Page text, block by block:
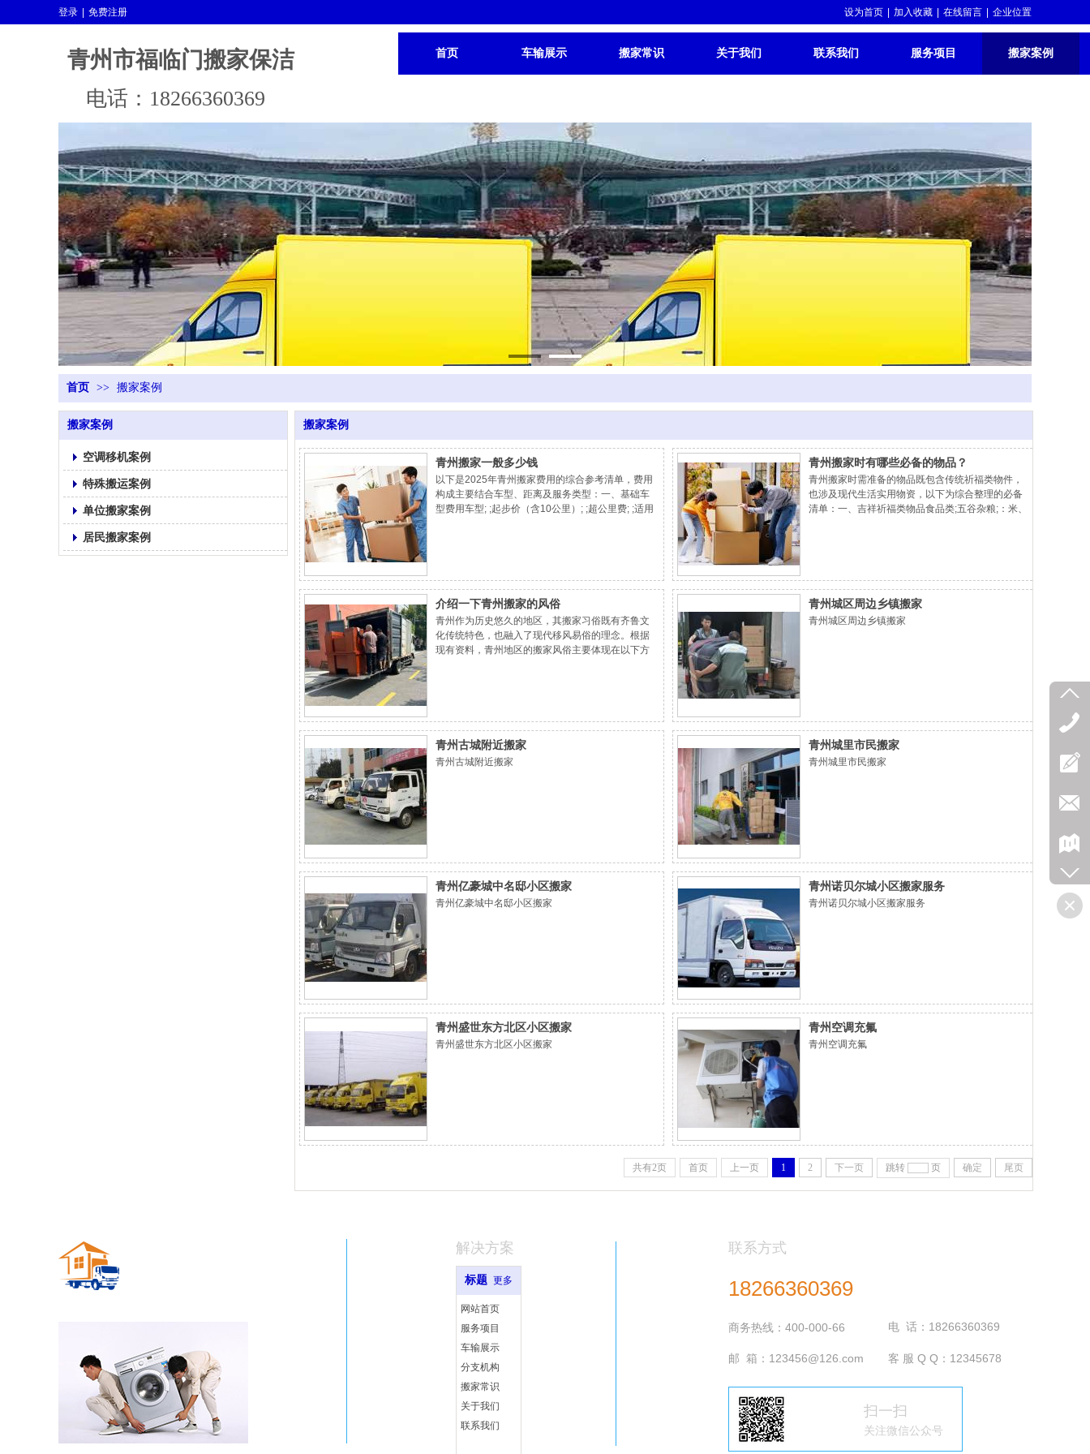
青州市福临门搬家保洁
电话：18266360369
首页 车输展示 搬家常识 关于我们 联系我们 服务项目 搬家案例
登录 免费注册 设为首页 加入收藏 在线留言 企业位置
首页 >> 搬家案例
搬家案例
空调移机案例
特殊搬运案例
单位搬家案例
居民搬家案例
搬家案例
青州搬家一般多少钱
以下是2025年青州搬家费用的综合参考清单，费用
构成主要结合车型、距离及服务类型：一、基础车
型费用车型; ;起步价（含10公里）; ;超公里费; ;适用
细楼层费;有电梯：免费；无电梯：低层（1-4层）：
20-30元/层；高层（5层及以上）：60元/层。特殊物
品搬运;家电拆装（空调、衣柜等）
青州搬家时有哪些必备的物品？
青州搬家时需准备的物品既包含传统祈福类物件，
也涉及现代生活实用物资，以下为综合整理的必备
清单：一、吉祥祈福类物品食品类;五谷杂粮;：米、
大利）等，需成双摆放；饮品;：旺仔牛奶（生活旺
旺）、酒类（长长久久）、可乐（甜蜜顺遂）等。
象征性物件;红包与现金;：入门时手持红包或存折，
象征财源
介绍一下青州搬家的风俗
青州作为历史悠久的地区，其搬家习俗既有齐鲁文
化传统特色，也融入了现代移风易俗的理念。根据
现有资料，青州地区的搬家风俗主要体现在以下方
忙时节被认为不利于新居安定。入宅仪式;首次入宅
不空手;：手持米桶、红包或存折等象征财富的物品
进入新居；神像先行安置;：若家中供奉神位，需提
前迁移并举行敬拜仪式，确保新居神
青州城区周边乡镇搬家
青州城区周边乡镇搬家
青州古城附近搬家
青州古城附近搬家
青州城里市民搬家
青州城里市民搬家
青州亿豪城中名邸小区搬家
青州亿豪城中名邸小区搬家
青州诺贝尔城小区搬家服务
青州诺贝尔城小区搬家服务
青州盛世东方北区小区搬家
青州盛世东方北区小区搬家
青州空调充氟
青州空调充氟
共有2页 首页 上一页 1 2 下一页 跳转 页 确定 尾页
标题 更多
网站首页
服务项目
车输展示
分支机构
搬家常识
关于我们
联系我们
解决方案 联系方式
18266360369
商务热线：400-000-66 电 话：18266360369
邮 箱：123456@126.com 客 服 Q Q：12345678
扫一扫
关注微信公众号